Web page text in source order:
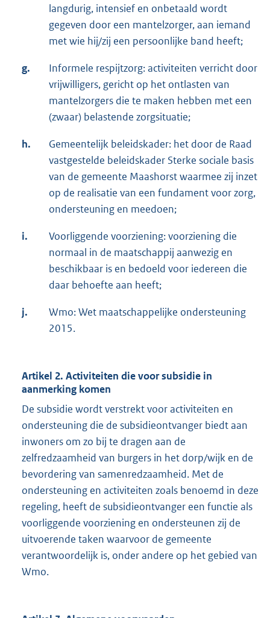
langdurig, intensief en onbetaald wordt
gegeven door een mantelzorger, aan iemand
met wie hij/zij een persoonlijke band heeft;
g.
Informele respijtzorg: activiteiten verricht door
vrijwilligers, gericht op het ontlasten van
mantelzorgers die te maken hebben met een
(zwaar) belastende zorgsituatie;
h.
Gemeentelijk beleidskader: het door de Raad
vastgestelde beleidskader Sterke sociale basis
van de gemeente Maashorst waarmee zij inzet
op de realisatie van een fundament voor zorg,
ondersteuning en meedoen;
i.
Voorliggende voorziening: voorziening die
normaal in de maatschappij aanwezig en
beschikbaar is en bedoeld voor iedereen die
daar behoefte aan heeft;
j.
Wmo: Wet maatschappelijke ondersteuning
2015.
Artikel 2. Activiteiten die voor subsidie in
aanmerking komen
De subsidie wordt verstrekt voor activiteiten en
ondersteuning die de subsidieontvanger biedt aan
inwoners om zo bij te dragen aan de
zelfredzaamheid van burgers in het dorp/wijk en de
bevordering van samenredzaamheid. Met de
ondersteuning en activiteiten zoals benoemd in deze
regeling, heeft de subsidieontvanger een functie als
voorliggende voorziening en ondersteunen zij de
uitvoerende taken waarvoor de gemeente
verantwoordelijk is, onder andere op het gebied van
Wmo.